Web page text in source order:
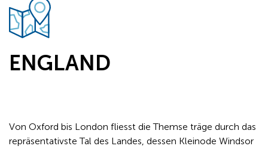
ENGLAND
Von Oxford bis London fliesst die Themse träge durch das
repräsentativste Tal des Landes, dessen Kleinode Windsor